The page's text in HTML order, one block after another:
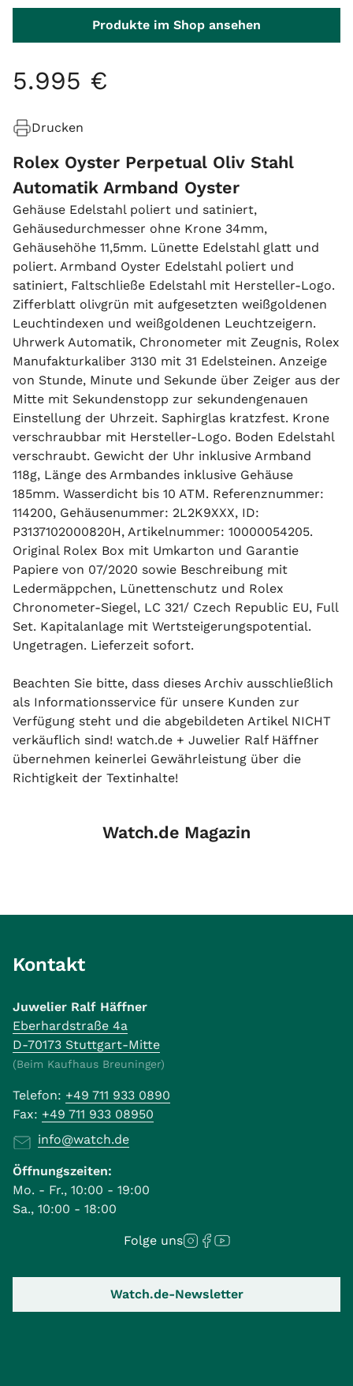
Produkte im Shop ansehen
5.995 €
Drucken
Rolex Oyster Perpetual Oliv Stahl
Automatik Armband Oyster
Gehäuse Edelstahl poliert und satiniert,
Gehäusedurchmesser ohne Krone 34mm,
Gehäusehöhe 11,5mm. Lünette Edelstahl glatt und
poliert. Armband Oyster Edelstahl poliert und
satiniert, Faltschließe Edelstahl mit Hersteller-Logo.
Zifferblatt olivgrün mit aufgesetzten weißgoldenen
Leuchtindexen und weißgoldenen Leuchtzeigern.
Uhrwerk Automatik, Chronometer mit Zeugnis, Rolex
Manufakturkaliber 3130 mit 31 Edelsteinen. Anzeige
von Stunde, Minute und Sekunde über Zeiger aus der
Mitte mit Sekundenstopp zur sekundengenauen
Einstellung der Uhrzeit. Saphirglas kratzfest. Krone
verschraubbar mit Hersteller-Logo. Boden Edelstahl
verschraubt. Gewicht der Uhr inklusive Armband
118g, Länge des Armbandes inklusive Gehäuse
185mm. Wasserdicht bis 10 ATM. Referenznummer:
114200, Gehäusenummer: 2L2K9XXX, ID:
P3137102000820H, Artikelnummer: 10000054205.
Original Rolex Box mit Umkarton und Garantie
Papiere von 07/2020 sowie Beschreibung mit
Ledermäppchen, Lünettenschutz und Rolex
Chronometer-Siegel, LC 321/ Czech Republic EU, Full
Set. Kapitalanlage mit Wertsteigerungspotential.
Ungetragen. Lieferzeit sofort.
Beachten Sie bitte, dass dieses Archiv ausschließlich
als Informationsservice für unsere Kunden zur
Verfügung steht und die abgebildeten Artikel NICHT
verkäuflich sind! watch.de + Juwelier Ralf Häffner
übernehmen keinerlei Gewährleistung über die
Richtigkeit der Textinhalte!
Watch.de Magazin
Kontakt
Juwelier Ralf Häffner
Eberhardstraße 4a
D-70173 Stuttgart-Mitte
(Beim Kaufhaus Breuninger)
Telefon: +49 711 933 0890
Fax: +49 711 933 08950
info@watch.de
Öffnungszeiten:
Mo. - Fr., 10:00 - 19:00
Sa., 10:00 - 18:00
Folge uns
Watch.de-Newsletter